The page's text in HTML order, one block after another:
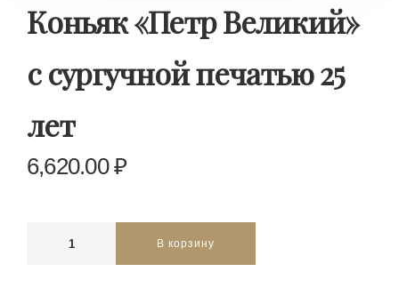
Коньяк «Петр Великий»
с сургучной печатью 25
лет
6,620.00₽
В корзину